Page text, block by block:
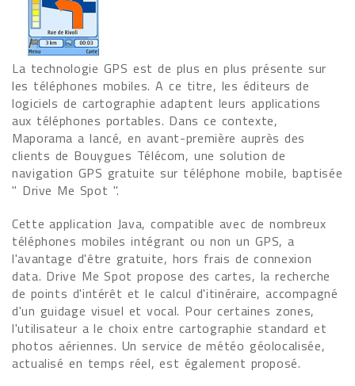
La technologie GPS est de plus en plus présente sur
les téléphones mobiles. A ce titre, les éditeurs de
logiciels de cartographie adaptent leurs applications
aux téléphones portables. Dans ce contexte,
Maporama a lancé, en avant-première auprès des
clients de Bouygues Télécom, une solution de
navigation GPS gratuite sur téléphone mobile, baptisée
" Drive Me Spot ".
Cette application Java, compatible avec de nombreux
téléphones mobiles intégrant ou non un GPS, a
l'avantage d'être gratuite, hors frais de connexion
data. Drive Me Spot propose des cartes, la recherche
de points d'intérêt et le calcul d'itinéraire, accompagné
d'un guidage visuel et vocal. Pour certaines zones,
l'utilisateur a le choix entre cartographie standard et
photos aériennes. Un service de météo géolocalisée,
actualisé en temps réel, est également proposé.